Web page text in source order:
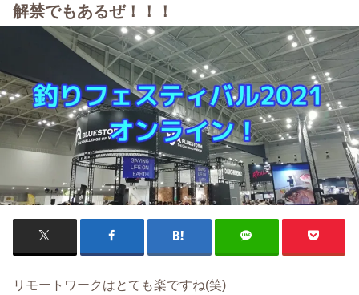
解禁でもあるぜ！！！
リモートワークはとても楽ですね(笑)